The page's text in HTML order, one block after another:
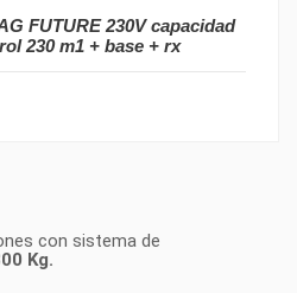
FUTURE 230V capacidad
230 m1 + base + rx
con sistema de
Kg.